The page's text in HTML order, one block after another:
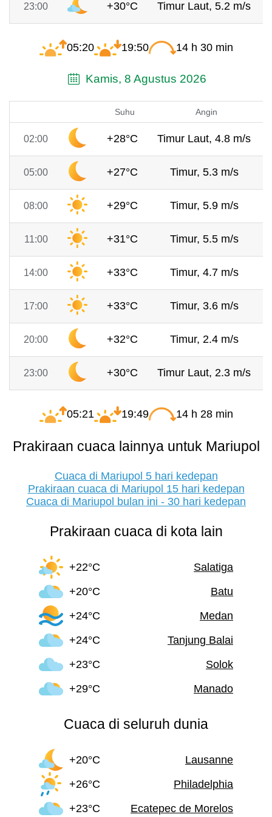
23:00 +30°C Timur Laut, 5.2 m/s
05:20 19:50 14 h 30 min
Kamis, 8 Agustus 2026
Suhu Angin
02:00 +28°C Timur Laut, 4.8 m/s
05:00 +27°C Timur, 5.3 m/s
08:00 +29°C Timur, 5.9 m/s
11:00 +31°C Timur, 5.5 m/s
14:00 +33°C Timur, 4.7 m/s
17:00 +33°C Timur, 3.6 m/s
20:00 +32°C Timur, 2.4 m/s
23:00 +30°C Timur Laut, 2.3 m/s
05:21 19:49 14 h 28 min
Prakiraan cuaca lainnya untuk Mariupol
Cuaca di Mariupol 5 hari kedepan
Prakiraan cuaca di Mariupol 15 hari kedepan
Cuaca di Mariupol bulan ini - 30 hari kedepan
Prakiraan cuaca di kota lain
+22°C
Salatiga
+20°C
Batu
+24°C
Medan
+24°C
Tanjung Balai
+23°C
Solok
+29°C
Manado
Cuaca di seluruh dunia
+20°C
Lausanne
+26°C
Philadelphia
+23°C
Ecatepec de Morelos